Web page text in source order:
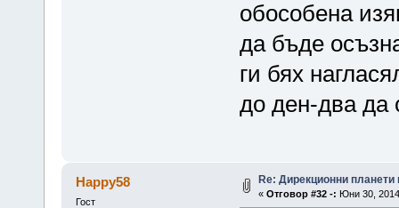
обособена
да бъде
ги бях
до ден-два да
Happy58
Гост
Re: Дирекционни планети
« Отговор #32 -: Юни 30,